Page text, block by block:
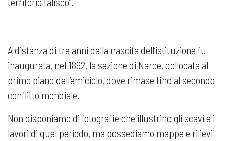
A distanza di tre anni dalla nascita dell’istituzione fu
inaugurata, nel 1892, la sezione di Narce, collocata al
primo piano dell’emiciclo, dove rimase fino al secondo
conflitto mondiale.
Non disponiamo di fotografie che illustrino gli scavi e i
lavori di quel periodo, ma possediamo mappe e rilievi